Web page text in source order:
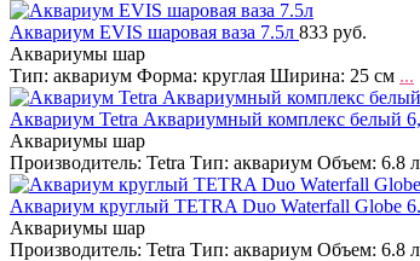
Аквариум EVIS шаровая ваза 7.5л 833 руб.
Аквариумы шар
Тип: аквариум Форма: круглая Ширина: 25 см ...
Аквариум Tetra Аквариумный комплекс белый
Аквариумы шар
Производитель: Tetra Тип: аквариум Объем: 6.8 л
Аквариум круглый TETRA Duo Waterfall Globe
Аквариумы шар
Производитель: Tetra Тип: аквариум Объем: 6.8 л